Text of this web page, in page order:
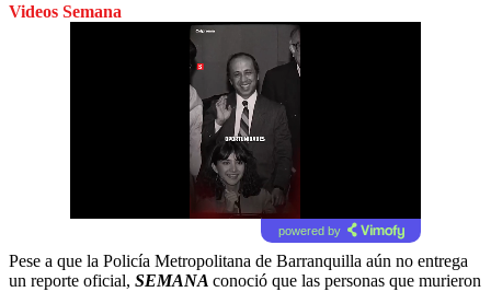
Videos Semana
powered by
Pese a que la Policía Metropolitana de Barranquilla aún no entrega
un reporte oficial, SEMANA conoció que las personas que murieron